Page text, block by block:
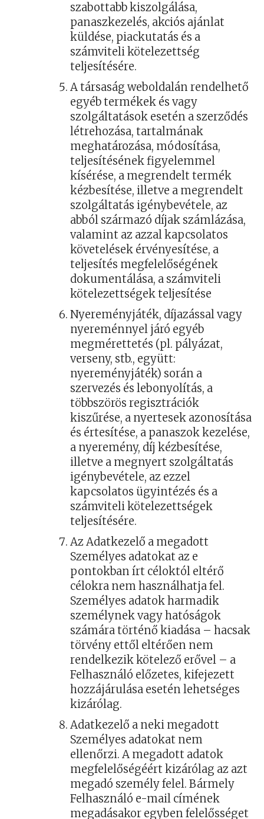
szabottabb kiszolgálása,
panaszkezelés, akciós ajánlat
küldése, piackutatás és a
számviteli kötelezettség
teljesítésére.
A társaság weboldalán rendelhető
egyéb termékek és vagy
szolgáltatások esetén a szerződés
létrehozása, tartalmának
meghatározása, módosítása,
teljesítésének figyelemmel
kísérése, a megrendelt termék
kézbesítése, illetve a megrendelt
szolgáltatás igénybevétele, az
abból származó díjak számlázása,
valamint az azzal kapcsolatos
követelések érvényesítése, a
teljesítés megfelelőségének
dokumentálása, a számviteli
kötelezettségek teljesítése
Nyereményjáték, díjazással vagy
nyereménnyel járó egyéb
megmérettetés (pl. pályázat,
verseny, stb., együtt:
nyereményjáték) során a
szervezés és lebonyolítás, a
többszörös regisztrációk
kiszűrése, a nyertesek azonosítása
és értesítése, a panaszok kezelése,
a nyeremény, díj kézbesítése,
illetve a megnyert szolgáltatás
igénybevétele, az ezzel
kapcsolatos ügyintézés és a
számviteli kötelezettségek
teljesítésére.
Az Adatkezelő a megadott
Személyes adatokat az e
pontokban írt céloktól eltérő
célokra nem használhatja fel.
Személyes adatok harmadik
személynek vagy hatóságok
számára történő kiadása – hacsak
törvény ettől eltérően nem
rendelkezik kötelező erővel – a
Felhasználó előzetes, kifejezett
hozzájárulása esetén lehetséges
kizárólag.
Adatkezelő a neki megadott
Személyes adatokat nem
ellenőrzi. A megadott adatok
megfelelőségéért kizárólag az azt
megadó személy felel. Bármely
Felhasználó e-mail címének
megadásakor egyben felelősséget